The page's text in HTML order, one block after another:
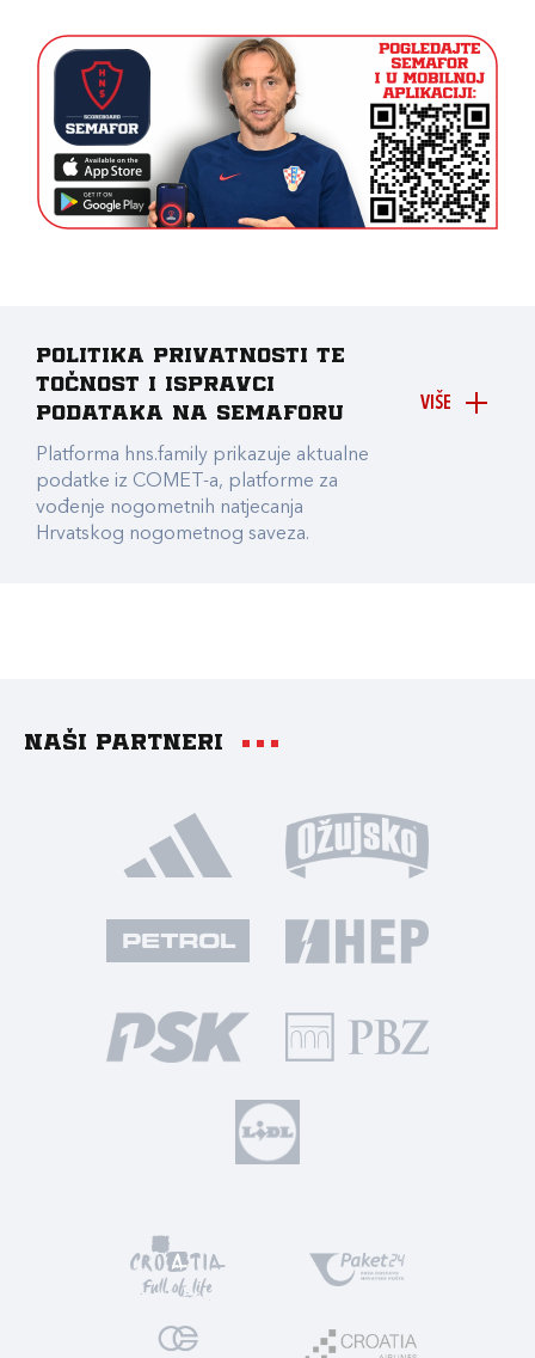
VIŠE
Politika privatnosti te
točnost i ispravci
podataka na Semaforu
Platforma hns.family prikazuje aktualne
podatke iz COMET-a, platforme za
vođenje nogometnih natjecanja
Hrvatskog nogometnog saveza.
Naši partneri